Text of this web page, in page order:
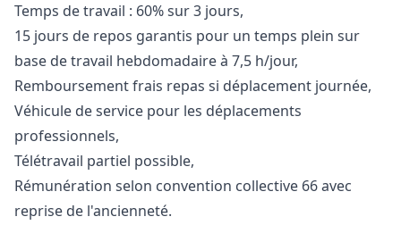
Temps de travail : 60% sur 3 jours,
15 jours de repos garantis pour un temps plein sur
base de travail hebdomadaire à 7,5 h/jour,
Remboursement frais repas si déplacement journée,
Véhicule de service pour les déplacements
professionnels,
Télétravail partiel possible,
Rémunération selon convention collective 66 avec
reprise de l'ancienneté.